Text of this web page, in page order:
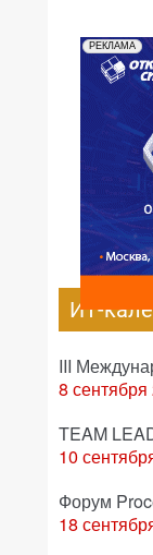
РЕКЛАМА
ИТ-
III
8
TEAM
10
Форум
18